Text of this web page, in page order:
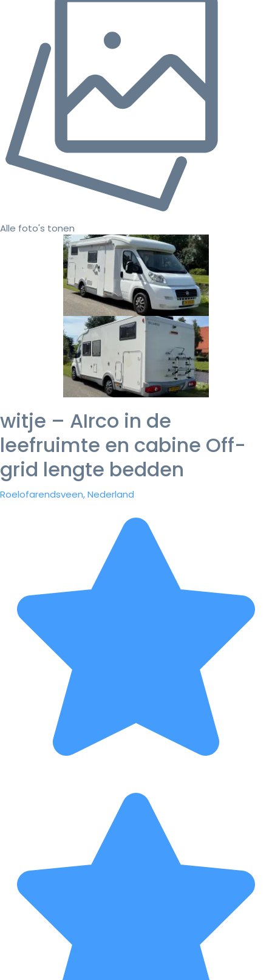
Alle foto's tonen
witje – AIrco in de
leefruimte en cabine Off-
grid lengte bedden
Roelofarendsveen, Nederland